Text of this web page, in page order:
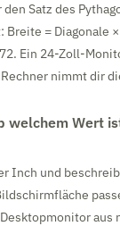
Satz des
= Diagonale
Ein 24-Zoll-
nimmt dir
welchem Wert
Inch und
aus